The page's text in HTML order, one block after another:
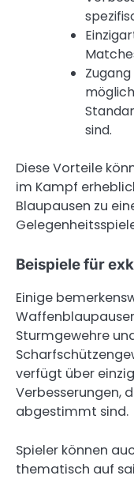
sind.
Diese Vorteile
im Kampf
Blaupausen zu
Beispiele für
Einige
Sturmgewehre
verfügt über
Verbesserungen,
abgestimmt sind.
Spieler können
thematisch auf